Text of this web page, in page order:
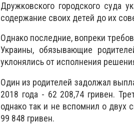
Дружковского городского суда
содержание своих детей до их
Однако последние, вопреки
Украины, обязывающие
уклонялись от исполнения
Один из родителей задолжал
2018 года - 62 208,74 гривен.
однако так и не вспомнил о двух
99 848 гривен.